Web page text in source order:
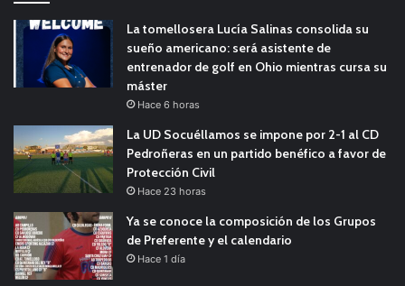
La tomellosera Lucía Salinas consolida su
sueño americano: será asistente de
entrenador de golf en Ohio mientras cursa su
máster
Hace 6 horas
La UD Socuéllamos se impone por 2-1 al CD
Pedroñeras en un partido benéfico a favor de
Protección Civil
Hace 23 horas
Ya se conoce la composición de los Grupos
de Preferente y el calendario
Hace 1 día